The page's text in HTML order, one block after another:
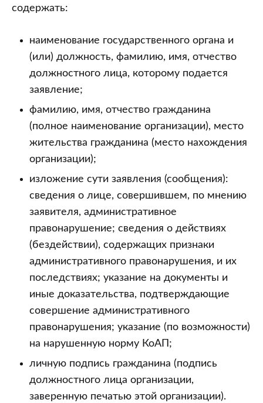
содержать:
наименование государственного органа и
(или) должность, фамилию, имя, отчество
должностного лица, которому подается
заявление;
фамилию, имя, отчество гражданина
(полное наименование организации), место
жительства гражданина (место нахождения
организации);
изложение сути заявления (сообщения):
сведения о лице, совершившем, по мнению
заявителя, административное
правонарушение; сведения о действиях
(бездействии), содержащих признаки
административного правонарушения, и их
последствиях; указание на документы и
иные доказательства, подтверждающие
совершение административного
правонарушения; указание (по возможности)
на нарушенную норму КоАП;
личную подпись гражданина (подпись
должностного лица организации,
заверенную печатью этой организации).